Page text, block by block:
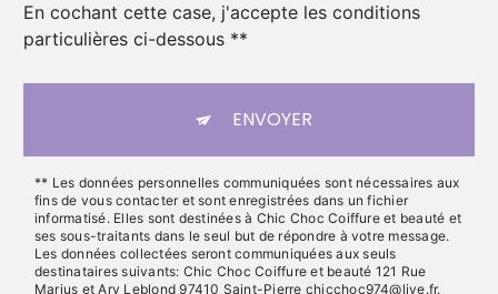
En cochant cette case, j'accepte les conditions
particulières ci-dessous **
ENVOYER
** Les données personnelles communiquées sont nécessaires aux
fins de vous contacter et sont enregistrées dans un fichier
informatisé. Elles sont destinées à Chic Choc Coiffure et beauté et
ses sous-traitants dans le seul but de répondre à votre message.
Les données collectées seront communiquées aux seuls
destinataires suivants: Chic Choc Coiffure et beauté 121 Rue
Marius et Ary Leblond 97410 Saint-Pierre chicchoc974@live.fr.